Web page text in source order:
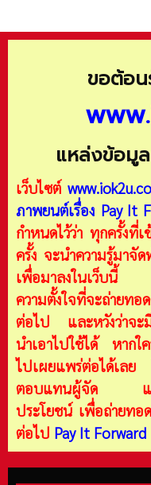
ขอต้อน
แหล่งข้อมู
เว็บไซต์
ภาพยนต์เรื่อง Pay It
กำหนดไว้ว่า ทุกครั้งที่
ครั้ง จะนำความรู้มาจั
เพื่อมาลงในเว็บนี้
ความตั้งใจที่จะถ่ายทอ
ต่อไป และหวังว่าจะ
นำเอาไปใช้ได้ หากใ
ไปเผยแพร่ต่อได้เลย
ตอบแทนผู้จัด แต่ข
ประโยชน์ เพื่อถ่ายทอ
ต่อไป Pay It Forward